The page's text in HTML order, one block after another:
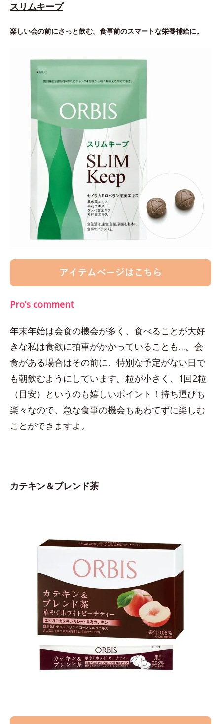
スリムキープ
楽しい会の前にさっと飲む。食事前のスマートな栄養補給に。
Pro’s comment
年末年始は会食の機会が多く、食べることが大好
きな私は食欲に拍車がかかっていることも…。会
食がある場合はその前に、特別な予定がない日で
も朝飲むようにしています。粒が小さく、1回2粒
（目安）というのも嬉しいポイント！持ち運びも
楽々なので、急な食事の機会もあわてずに楽しむ
ことができますよ。
カテキン＆ブレンド茶